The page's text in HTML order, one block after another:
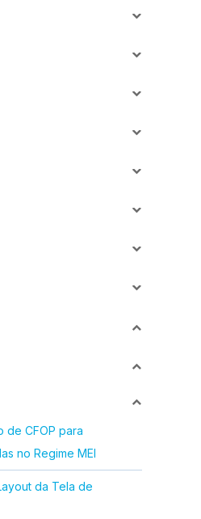
de CFOP para
no Regime MEI
da Tela de